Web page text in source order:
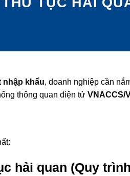
nhập khẩu, doanh nghiệp cần
thông quan điện tử VNACCS/
hải quan (Quy